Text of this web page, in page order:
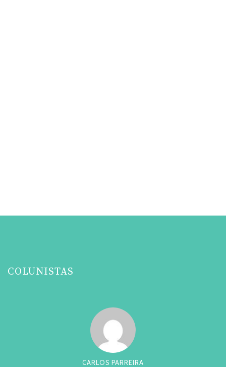
COLUNISTAS
CARLOS PARREIRA